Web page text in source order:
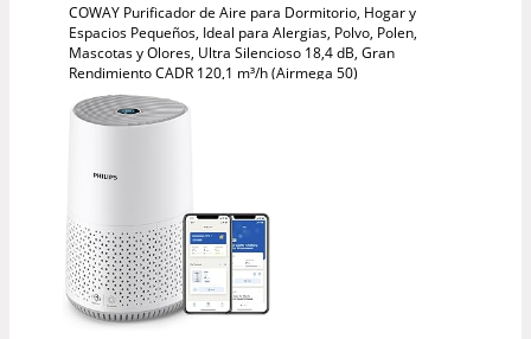
COWAY Purificador de Aire para Dormitorio, Hogar y
Espacios Pequeños, Ideal para Alergias, Polvo, Polen,
Mascotas y Olores, Ultra Silencioso 18,4 dB, Gran
Rendimiento CADR 120,1 m³/h (Airmega 50)